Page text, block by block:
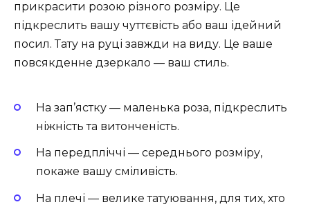
прикрасити розою різного розміру. Це
підкреслить вашу чуттєвість або ваш ідейний
посил. Тату на руці завжди на виду. Це ваше
повсякденне дзеркало — ваш стиль.
На зап’ястку — маленька роза, підкреслить
ніжність та витонченість.
На передпліччі — середнього розміру,
покаже вашу сміливість.
На плечі — велике татуювання, для тих, хто